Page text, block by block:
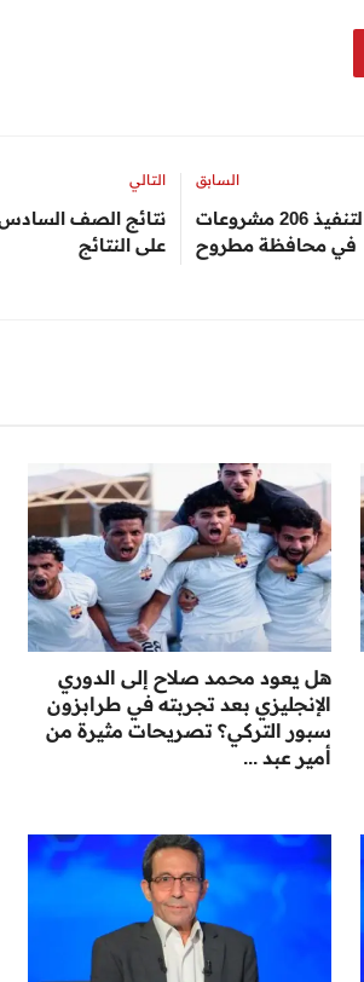
السابق
التخطيط: استثمار 20.4 مليار جنيه لتنفيذ 206 مشروعات
في محافظة مطروح
التالي
على النتائج
هل يعود محمد صلاح إلى الدوري
الإنجليزي بعد تجربته في طرابزون
سبور التركي؟ تصريحات مثيرة من
أمير عبد ...